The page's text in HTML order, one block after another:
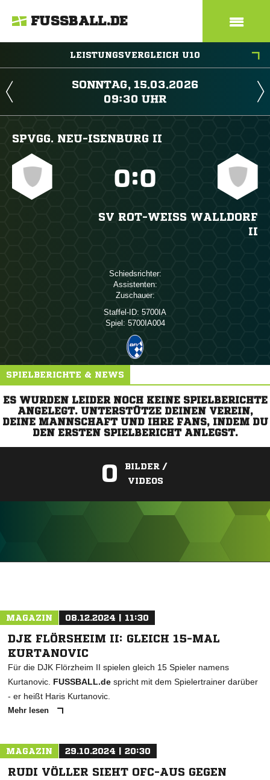
FUSSBALL.DE
LEISTUNGSVERGLEICH U10
 
 
SPVGG. NEU-ISENBURG II
:
SV ROT-WEISS WALLDORF I
I
Schiedsrichter:
Assistenten:
Zuschauer:
Staffel-ID: 5700IA
Spiel: 5700IA004
SPIELBERICHTE & NEWS
ES WURDEN LEIDER NOCH KEINE SPIELBERICHTE
ANGELEGT. UNTERSTÜTZE DEINEN VEREIN,
DEINE MANNSCHAFT UND IHRE FANS, INDEM DU
DEN ERSTEN SPIELBERICHT ANLEGST.
0
BILDER /
VIDEOS
MAGAZIN 08.12.2024 | 11:30
DJK FLÖRSHEIM II: GLEICH 15-MAL
KURTANOVIC
Für die DJK Flörzheim II spielen gleich 15 Spieler namens
Kurtanovic. FUSSBALL.de spricht mit dem Spielertrainer darüber
- er heißt Haris Kurtanovic.
Mehr lesen
MAGAZIN 29.10.2024 | 20:30
RUDI VÖLLER SIEHT OFC-AUS GEGEN